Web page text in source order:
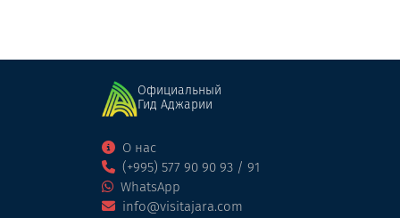
Официальный
Гид Аджарии
О нас
(+995) 577 90 90 93 / 91
WhatsApp
info@visitajara.com